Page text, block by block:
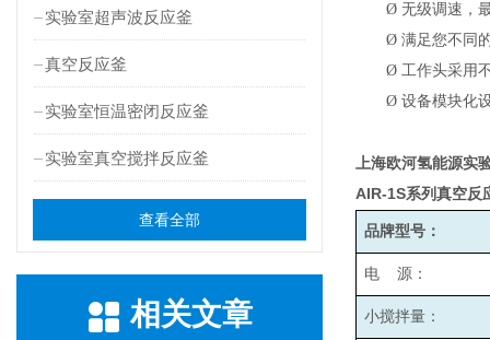
实验室超声波反应釜
真空反应釜
实验室恒温密闭反应釜
实验室真空搅拌反应釜
查看全部
相关文章
Ø 无级调速，
Ø 满足您不同
Ø 工作头采用
Ø 设备模块化
上海欧河氢能源实
AIR-1S系列真空反
品牌型号：
电 源：
小搅拌量：